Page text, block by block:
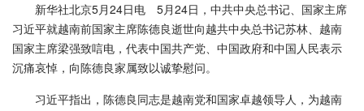
新华社北京5月24日电 5月24日，中共中央总书记、国家主席
习近平就越南前国家主席陈德良逝世向越共中央总书记苏林、越南
国家主席梁强致唁电，代表中国共产党、中国政府和中国人民表示
沉痛哀悼，向陈德良家属致以诚挚慰问。
习近平指出，陈德良同志是越南党和国家卓越领导人，为越南